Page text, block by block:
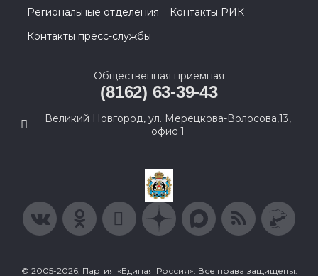
Региональные отделения
Контакты РИК
Контакты пресс-службы
Общественная приемная
(8162) 63-39-43
Великий Новгород, ул. Мерецкова-Волосова,13,
офис 1
© 2005-2026, Партия «Единая Россия». Все права защищены.